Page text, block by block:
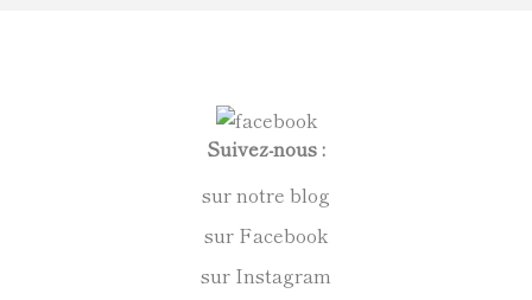
Suivez-nous :
sur notre blog
sur Facebook
sur Instagram